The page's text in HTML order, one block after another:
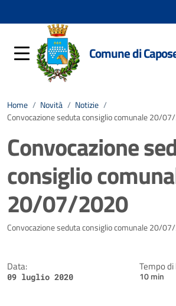
Comune di
Home / Novità / Notizie /
Convocazione seduta consiglio comunale 20/
Convocazione
consiglio
20/07/2020
Dettagli della notizia
Convocazione seduta consiglio comunale 20/
Data:
09 luglio 2020
Tempo
10 min